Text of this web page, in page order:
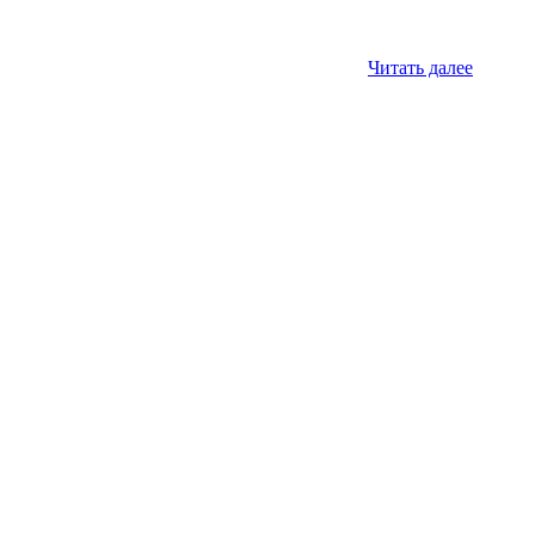
Читать далее